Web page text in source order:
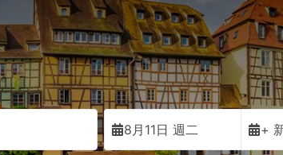
8月11日 週二 +